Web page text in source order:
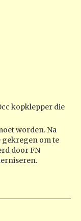
kopklepper die
worden. Na
gekregen om te
door FN